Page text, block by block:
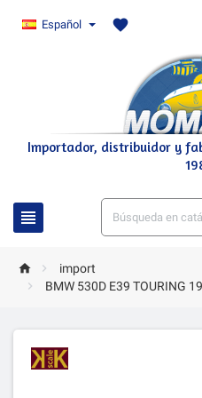
Español favorite
Importador, distribuidor y

 
import

BMW 530D E39 TOURING